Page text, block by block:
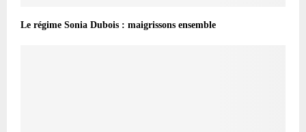
Le régime Sonia Dubois : maigrissons ensemble